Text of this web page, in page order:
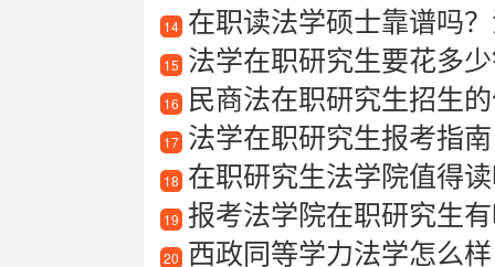
14 在职读法学硕士靠谱吗？
15 法学在职研究生要花多
16 民商法在职研究生招生
17 法学在职研究生报考指
18 在职研究生法学院值得读
19 报考法学院在职研究生
20 西政同等学力法学怎么样